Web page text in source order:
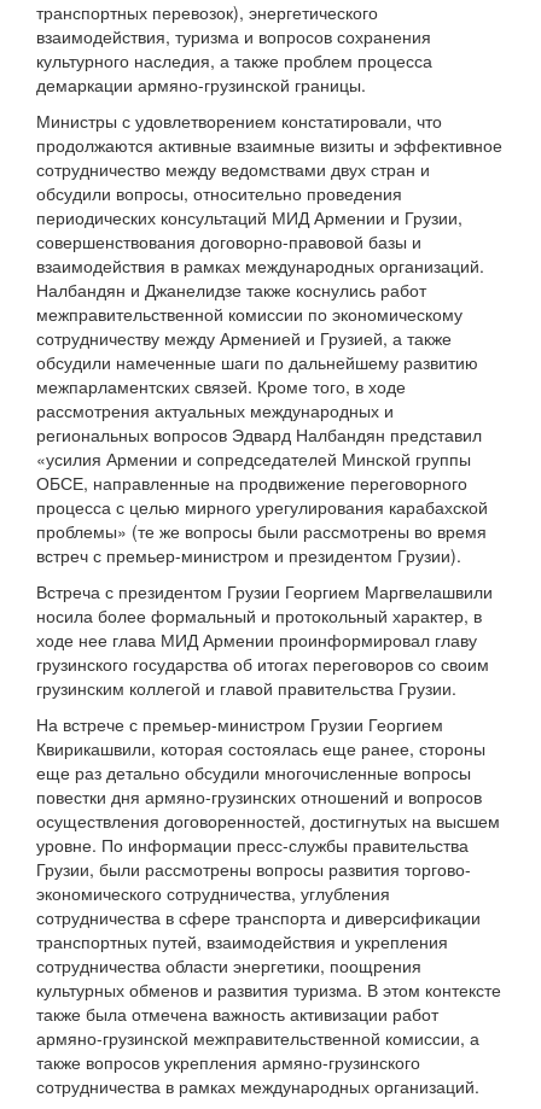
транспортных перевозок), энергетического
взаимодействия, туризма и вопросов сохранения
культурного наследия, а также проблем процесса
демаркации армяно-грузинской границы.
Министры с удовлетворением констатировали, что
продолжаются активные взаимные визиты и эффективное
сотрудничество между ведомствами двух стран и
обсудили вопросы, относительно проведения
периодических консультаций МИД Армении и Грузии,
совершенствования договорно-правовой базы и
взаимодействия в рамках международных организаций.
Налбандян и Джанелидзе также коснулись работ
межправительственной комиссии по экономическому
сотрудничеству между Арменией и Грузией, а также
обсудили намеченные шаги по дальнейшему развитию
межпарламентских связей. Кроме того, в ходе
рассмотрения актуальных международных и
региональных вопросов Эдвард Налбандян представил
«усилия Армении и сопредседателей Минской группы
ОБСЕ, направленные на продвижение переговорного
процесса с целью мирного урегулирования карабахской
проблемы» (те же вопросы были рассмотрены во время
встреч с премьер-министром и президентом Грузии).
Встреча с президентом Грузии Георгием Маргвелашвили
носила более формальный и протокольный характер, в
ходе нее глава МИД Армении проинформировал главу
грузинского государства об итогах переговоров со своим
грузинским коллегой и главой правительства Грузии.
На встрече с премьер-министром Грузии Георгием
Квирикашвили, которая состоялась еще ранее, стороны
еще раз детально обсудили многочисленные вопросы
повестки дня армяно-грузинских отношений и вопросов
осуществления договоренностей, достигнутых на высшем
уровне. По информации пресс-службы правительства
Грузии, были рассмотрены вопросы развития торгово-
экономического сотрудничества, углубления
сотрудничества в сфере транспорта и диверсификации
транспортных путей, взаимодействия и укрепления
сотрудничества области энергетики, поощрения
культурных обменов и развития туризма. В этом контексте
также была отмечена важность активизации работ
армяно-грузинской межправительственной комиссии, а
также вопросов укрепления армяно-грузинского
сотрудничества в рамках международных организаций.